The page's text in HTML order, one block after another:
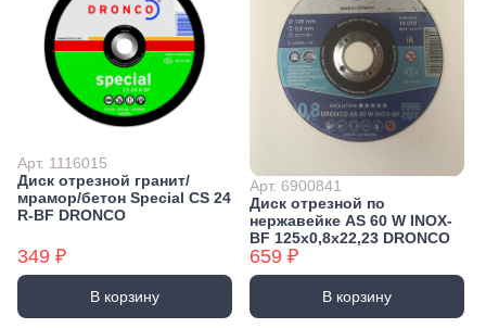
Арт. 1116015
Диск отрезной гранит/
мрамор/бетон Special CS 24
R-BF DRONCO
349 ₽
В корзину
Арт. 6900841
Диск отрезной по
нержавейке AS 60 W INOX-
BF 125x0,8x22,23 DRONCO
659 ₽
В корзину